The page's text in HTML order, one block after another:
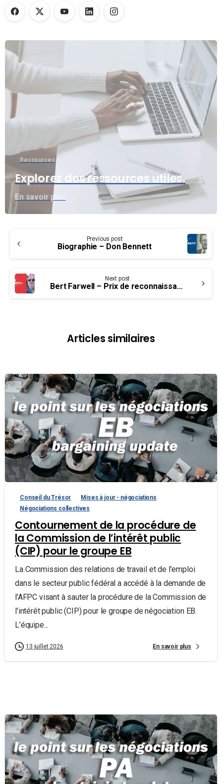
Ressources
Explorez des ressources utiles.
En savoir plus
Reading
Previous post
Biographie – Don Bennett
Next post
Bert Farwell – Prix de reconnaissance en tant que militant syndical
Articles similaires
Conseil du Trésor
Mises à jour - négociations
Négociations collectives
Contournement de la procédure de
la Commission de l’intérêt public
(CIP) pour le groupe EB
La Commission des relations de travail et de l’emploi
dans le secteur public fédéral a accédé à la demande de
l’AFPC visant à sauter la procédure de la Commission de
l’intérêt public (CIP) pour le groupe de négociation EB.
L’équipe...
13 juillet 2026 En savoir plus